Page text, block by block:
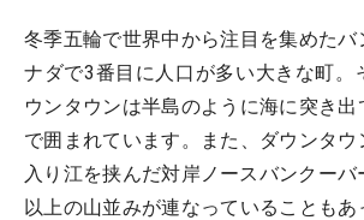
冬季五輪で世界中から注目を集めたバ
ナダで3番目に人口が多い大きな町。
ウンタウンは半島のように海に突き
で囲まれています。また、ダウンタウ
入り江を挟んだ対岸ノースバンクー
以上の山並みが連なっていることも